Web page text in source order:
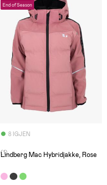
End of Season
8 IGJEN
(1)
Lindberg Mac Hybridjakke, Rose